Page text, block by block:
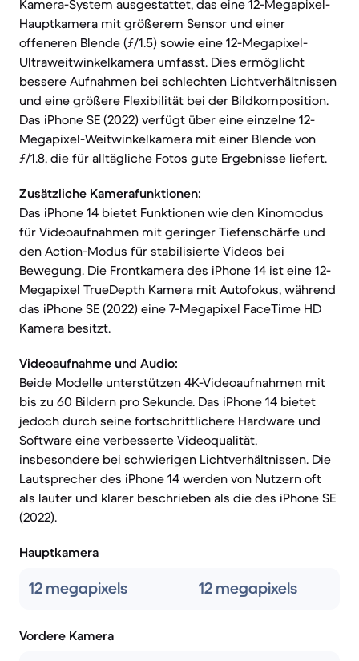
Kamera-System ausgestattet, das eine 12-Megapixel-
Hauptkamera mit größerem Sensor und einer
offeneren Blende (ƒ/1.5) sowie eine 12-Megapixel-
Ultraweitwinkelkamera umfasst. Dies ermöglicht
bessere Aufnahmen bei schlechten Lichtverhältnissen
und eine größere Flexibilität bei der Bildkomposition.
Das iPhone SE (2022) verfügt über eine einzelne 12-
Megapixel-Weitwinkelkamera mit einer Blende von
ƒ/1.8, die für alltägliche Fotos gute Ergebnisse liefert.
Zusätzliche Kamerafunktionen:
Das iPhone 14 bietet Funktionen wie den Kinomodus
für Videoaufnahmen mit geringer Tiefenschärfe und
den Action-Modus für stabilisierte Videos bei
Bewegung. Die Frontkamera des iPhone 14 ist eine 12-
Megapixel TrueDepth Kamera mit Autofokus, während
das iPhone SE (2022) eine 7-Megapixel FaceTime HD
Kamera besitzt.
Videoaufnahme und Audio:
Beide Modelle unterstützen 4K-Videoaufnahmen mit
bis zu 60 Bildern pro Sekunde. Das iPhone 14 bietet
jedoch durch seine fortschrittlichere Hardware und
Software eine verbesserte Videoqualität,
insbesondere bei schwierigen Lichtverhältnissen. Die
Lautsprecher des iPhone 14 werden von Nutzern oft
als lauter und klarer beschrieben als die des iPhone SE
(2022).
Hauptkamera
12 megapixels 12 megapixels
Vordere Kamera